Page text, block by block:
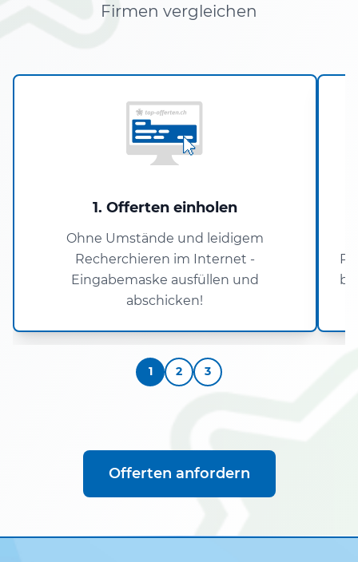
Firmen vergleichen
1. Offerten einholen
Ohne Umstände und leidigem
Recherchieren im Internet -
Eingabemaske ausfüllen und
abschicken!
1 2 3
Offerten anfordern